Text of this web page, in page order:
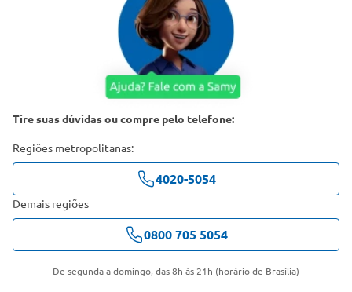
Tire suas dúvidas ou compre pelo telefone:
Regiões metropolitanas:
4020-5054
Demais regiões
0800 705 5054
De segunda a domingo, das 8h às 21h (horário de Brasília)